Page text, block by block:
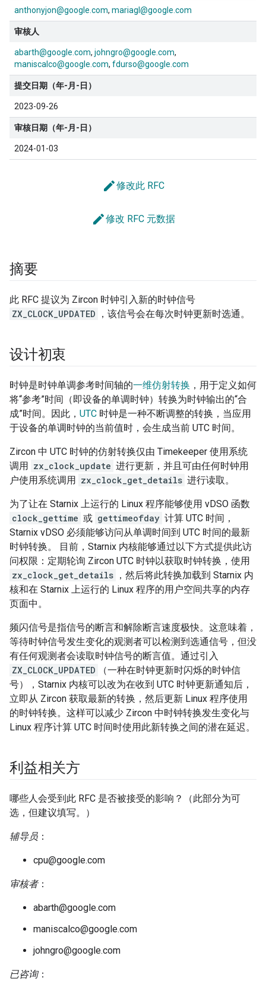
anthonyjon@google.com mariagl@google.com
审核人
abarth@google.com johngro@google.com
maniscalco@google.com fdurso@google.com
提交日期（年-月-日）
2023-09-26
审核日期（年-月-日）
2024-01-03
edit修改此 RFC
edit修改 RFC 元数据
摘要
此 RFC 提议为 Zircon 时钟引入新的时钟信号
ZX_CLOCK_UPDATED
，该信号会在每次时钟更新时选通。
设计初衷
时钟是时钟单调参考时间轴的一维仿射转换 ，用于定义如何
将“参考”时间（即设备的单调时钟）转换为时钟输出的“合
成”时间。 因此， UTC 时钟是一种不断调整的转换，当应用
于设备的单调时钟的当前值时，会生成当前 UTC 时间。
Zircon 中 UTC 时钟的仿射转换仅由 Timekeeper 使用系统
调用 zx_clock_update 进行更新，并且可由任何时钟用
户使用系统调用 zx_clock_get_details 进行读取。
为了让在 Starnix 上运行的 Linux 程序能够使用 vDSO 函数
clock_gettime 或 gettimeofday 计算 UTC 时间，
Starnix vDSO 必须能够访问从单调时间到 UTC 时间的最新
时钟转换。 目前，Starnix 内核能够通过以下方式提供此访
问权限：定期轮询 Zircon UTC 时钟以获取时钟转换，使用
zx_clock_get_details ，然后将此转换加载到 Starnix 内
核和在 Starnix 上运行的 Linux 程序的用户空间共享的内存
页面中。
频闪信号是指信号的断言和解除断言速度极快。这意味着，
等待时钟信号发生变化的观测者可以检测到选通信号，但没
有任何观测者会读取时钟信号的断言值。通过引入
ZX_CLOCK_UPDATED
（一种在时钟更新时闪烁的时钟信
号），Starnix 内核可以改为在收到 UTC 时钟更新通知后，
立即从 Zircon 获取最新的转换，然后更新 Linux 程序使用
的时钟转换。这样可以减少 Zircon 中时钟转换发生变化与
Linux 程序计算 UTC 时间时使用此新转换之间的潜在延迟。
利益相关方
哪些人会受到此 RFC 是否被接受的影响？（此部分为可
选，但建议填写。）
辅导员 ：
cpu@google.com
审核者：
abarth@google.com
maniscalco@google.com
johngro@google.com
已咨询：